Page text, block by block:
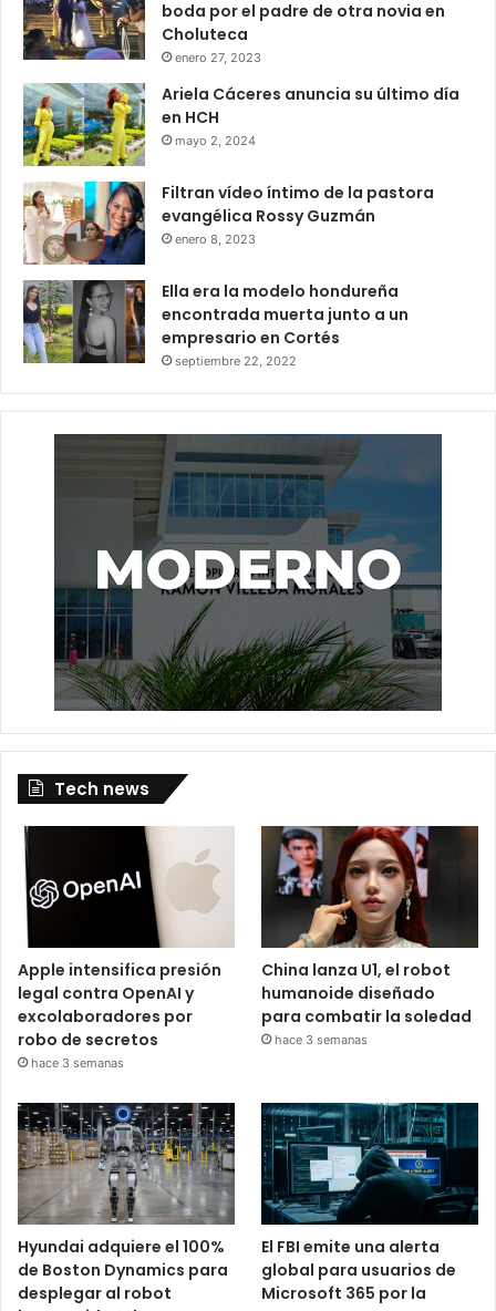
boda por el padre de otra novia en
Choluteca
enero 27, 2023
Ariela Cáceres anuncia su último día
en HCH
mayo 2, 2024
Filtran vídeo íntimo de la pastora
evangélica Rossy Guzmán
enero 8, 2023
Ella era la modelo hondureña
encontrada muerta junto a un
empresario en Cortés
septiembre 22, 2022
Tech news
Apple intensifica presión
legal contra OpenAI y
excolaboradores por
robo de secretos
hace 3 semanas
China lanza U1, el robot
humanoide diseñado
para combatir la soledad
hace 3 semanas
Hyundai adquiere el 100%
de Boston Dynamics para
desplegar al robot
El FBI emite una alerta
global para usuarios de
Microsoft 365 por la